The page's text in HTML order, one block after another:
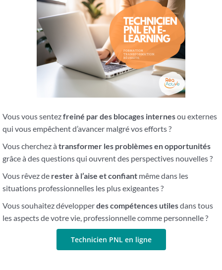
Vous vous sentezfreiné par des blocages internesou externes
qui vous empêchent d’avancer malgré vos efforts ?
Vous cherchez à transformer les problèmes en opportunités
grâce à des questions qui ouvrent des perspectives nouvelles ?
Vous rêvez de rester à l’aise et confiantmême dans les
situations professionnelles les plus exigeantes ?
Vous souhaitez développerdes compétences utilesdans tous
les aspects de votre vie, professionnelle comme personnelle ?
Technicien PNL en ligne